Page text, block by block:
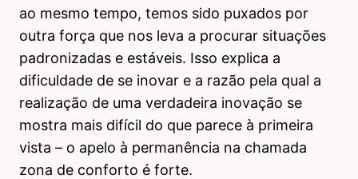
ao mesmo tempo, temos sido puxados por
outra força que nos leva a procurar situações
padronizadas e estáveis. Isso explica a
dificuldade de se inovar e a razão pela qual a
realização de uma verdadeira inovação se
mostra mais difícil do que parece à primeira
vista – o apelo à permanência na chamada
zona de conforto é forte.